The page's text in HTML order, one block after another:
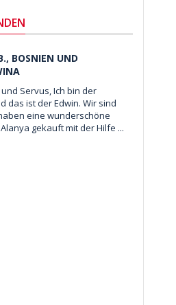
BOSNIEN UND
Servus, Ich bin der
das ist der Edwin. Wir sind
eine wunderschöne
gekauft mit der Hilfe ...